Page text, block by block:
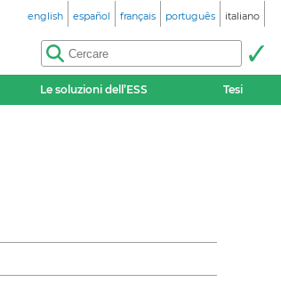
english español français português italiano
Le soluzioni dell’ESS Tesi